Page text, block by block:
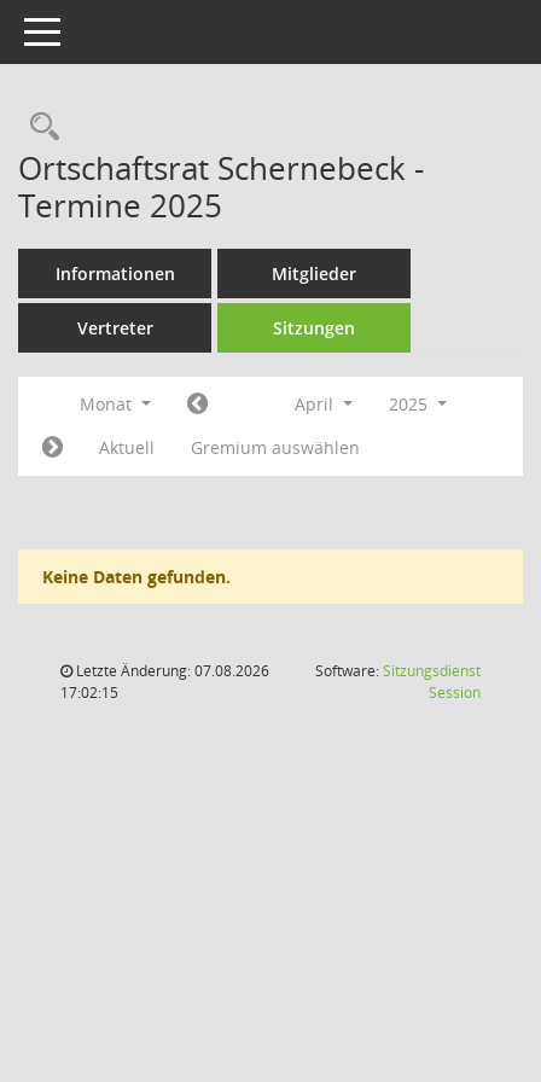
Toggle navigation
Rechercheauswahl
Ortschaftsrat Schernebeck -
Termine 2025
Informationen Mitglieder
Vertreter Sitzungen
Monat April
2025
Aktuell
Gremium auswählen
Keine Daten gefunden.
Letzte Änderung: 07.08.2026
17:02:15
Software:Sitzungsdienst
Session(Wird in